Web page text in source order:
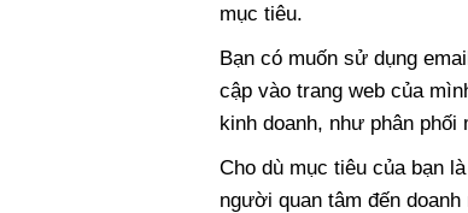
mục tiêu.
Bạn có muốn sử dụng
cập vào trang web của
kinh doanh, như phân phối
Cho dù mục tiêu của bạn
người quan tâm đến doanh